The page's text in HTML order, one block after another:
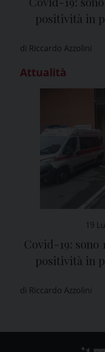
positività in
di Riccardo Azzolini
Attualità
19
Covid-19: sono
positività in
di Riccardo Azzolini